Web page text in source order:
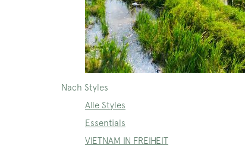
Nach Styles
Alle Styles
Essentials
VIETNAM IN FREIHEIT